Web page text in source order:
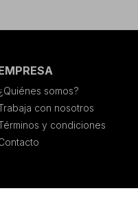
somos?
con nosotros
y condiciones